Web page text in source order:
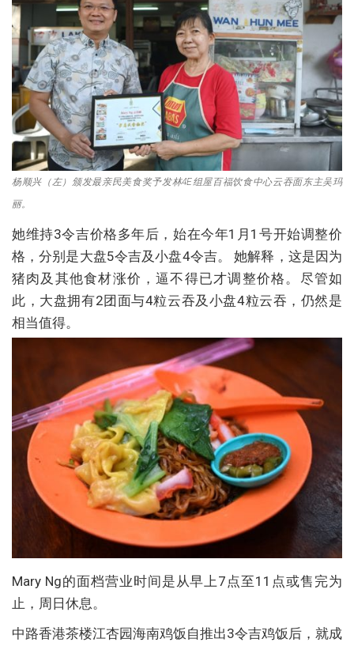
杨顺兴（左）颁发最亲民美食奖予发林4E组屋百福饮食中心云吞面东主吴玛
丽。
她维持3令吉价格多年后，始在今年1月1号开始调整价
格，分别是大盘5令吉及小盘4令吉。 她解释，这是因为
猪肉及其他食材涨价，逼不得已才调整价格。尽管如
此，大盘拥有2团面与4粒云吞及小盘4粒云吞，仍然是
相当值得。
Mary Ng的面档营业时间是从早上7点至11点或售完为
止，周日休息。
中路香港茶楼江杏园海南鸡饭自推出3令吉鸡饭后，就成